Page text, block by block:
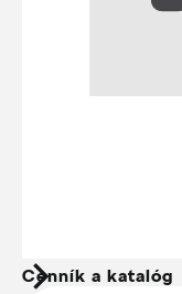
Cenník a katalóg